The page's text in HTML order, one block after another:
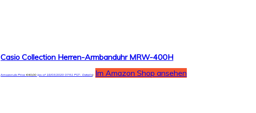
Casio Collection Herren-Armbanduhr MRW-400H
Amazon.de Price:€40,00 (as of 18/03/2020 07:51 PST-Details) Im Amazon Shop ansehen